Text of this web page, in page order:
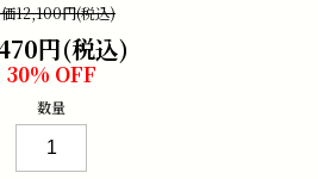
12,100円(税込)
円(税込)
30% OFF
数量